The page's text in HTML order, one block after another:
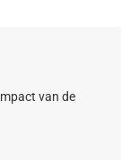
van de